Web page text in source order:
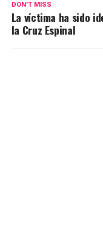
DON'T MISS
La víctima ha sido
la Cruz Espinal